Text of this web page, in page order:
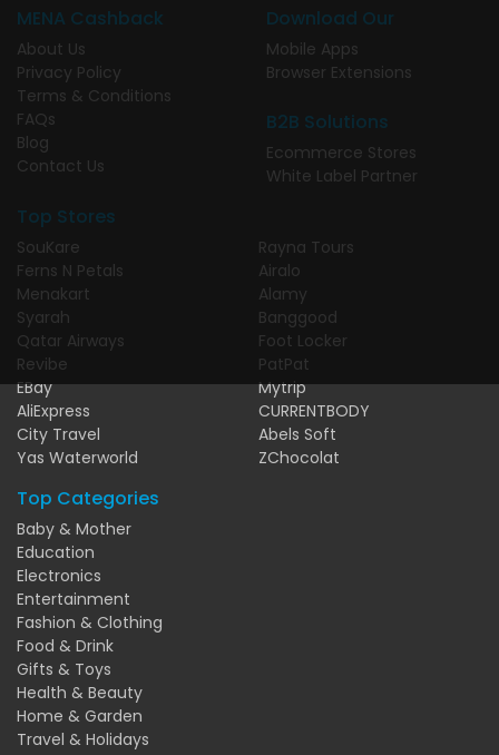
MENA Cashback
About Us
Privacy Policy
Terms & Conditions
FAQs
Blog
Contact Us
Download Our
Mobile Apps
Browser Extensions
B2B Solutions
Ecommerce Stores
White Label Partner
Top Stores
SouKare
Ferns N Petals
Menakart
Syarah
Qatar Airways
Revibe
EBay
AliExpress
City Travel
Yas Waterworld
Rayna Tours
Airalo
Alamy
Banggood
Foot Locker
PatPat
Mytrip
CURRENTBODY
Abels Soft
ZChocolat
Top Categories
Baby & Mother
Education
Electronics
Entertainment
Fashion & Clothing
Food & Drink
Gifts & Toys
Health & Beauty
Home & Garden
Travel & Holidays